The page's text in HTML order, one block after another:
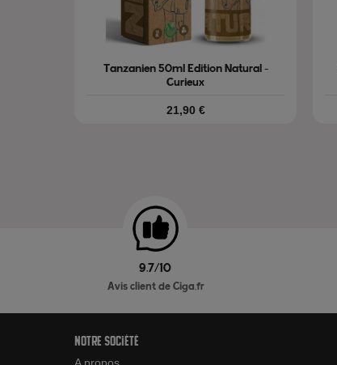
Tanzanien 50ml Edition Natural -
Curieux
Prix
21,90 €
9.7/10
Avis client de Ciga.fr
Notre société